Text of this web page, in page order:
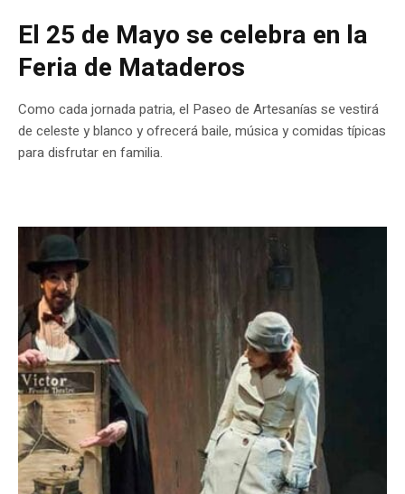
El 25 de Mayo se celebra en la
Feria de Mataderos
Como cada jornada patria, el Paseo de Artesanías se vestirá
de celeste y blanco y ofrecerá baile, música y comidas típicas
para disfrutar en familia.